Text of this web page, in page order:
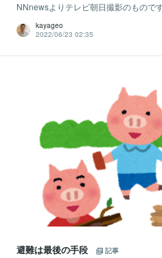
NNnewsよりテレビ朝日撮影のもの
kayageo
2022/06/23 02:35
避難は最後の手段 記事